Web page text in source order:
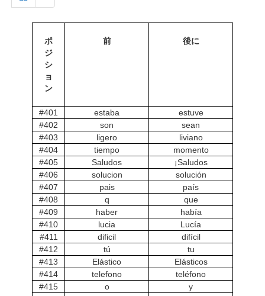
ポ
ジ
シ
ョ
ン
前 後に
#401 estaba
estuve
#402
son
sean
#403
ligero
liviano
#404
tiempo
momento
#405
Saludos
¡Saludos
#406
solucion
solución
#407
pais
país
#408
q
que
#409
haber
había
#410
lucia
Lucía
#411
dificil
difícil
#412
tú
tu
#413
Elástico
Elásticos
#414
telefono
teléfono
#415
o
y